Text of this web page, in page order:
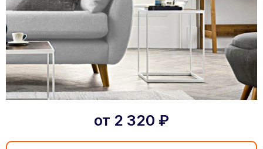
от 2 320 ₽